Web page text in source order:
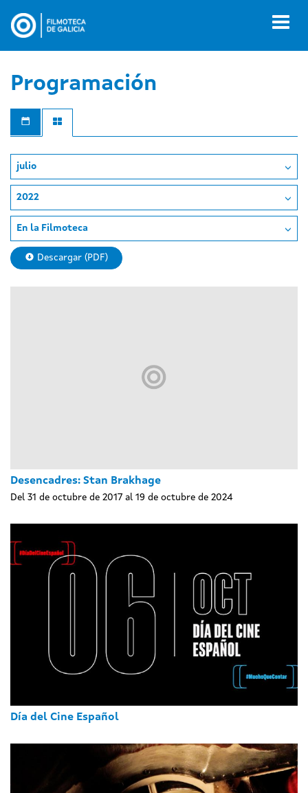
contenido
Programación
julio
2022
En la Filmoteca
Descargar (PDF)
Desencadres: Stan Brakhage
Del 31 de octubre de 2017 al 19 de octubre de 2024
Día del Cine Español